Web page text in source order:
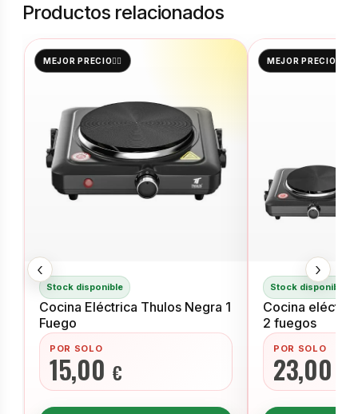
Productos relacionados
‹
MEJOR PRECIO👌🏻
Stock disponible
Cocina Eléctrica Thulos Negra 1
Fuego
POR SOLO
15,00 €
MEJOR PRECIO👌🏻
Stock disponible
Cocina
2 fuegos
POR SOLO
23,00
›